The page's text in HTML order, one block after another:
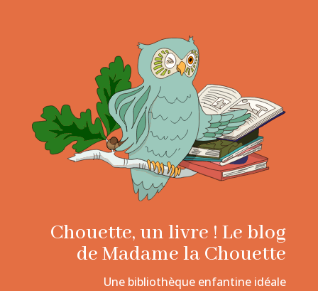
Chouette, un livre ! Le blog
de Madame la Chouette
Une bibliothèque enfantine idéale